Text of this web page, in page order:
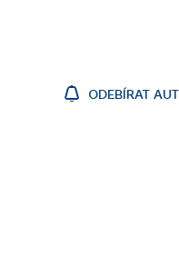
ODEBÍRAT